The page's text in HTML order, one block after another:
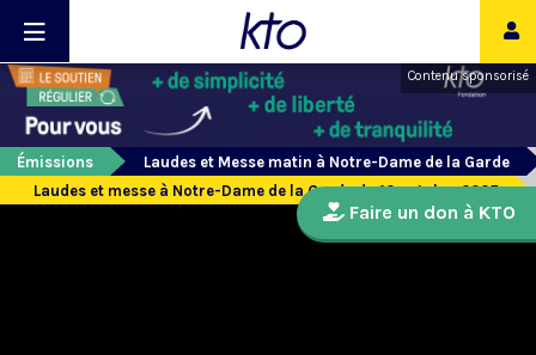
Contenu sponsorisé
Émissions
Laudes et Messe matin à Notre-Dame de la Garde
Laudes et messe à Notre-Dame de la Garde du 10 octobre 2025
Faire un don à KTO